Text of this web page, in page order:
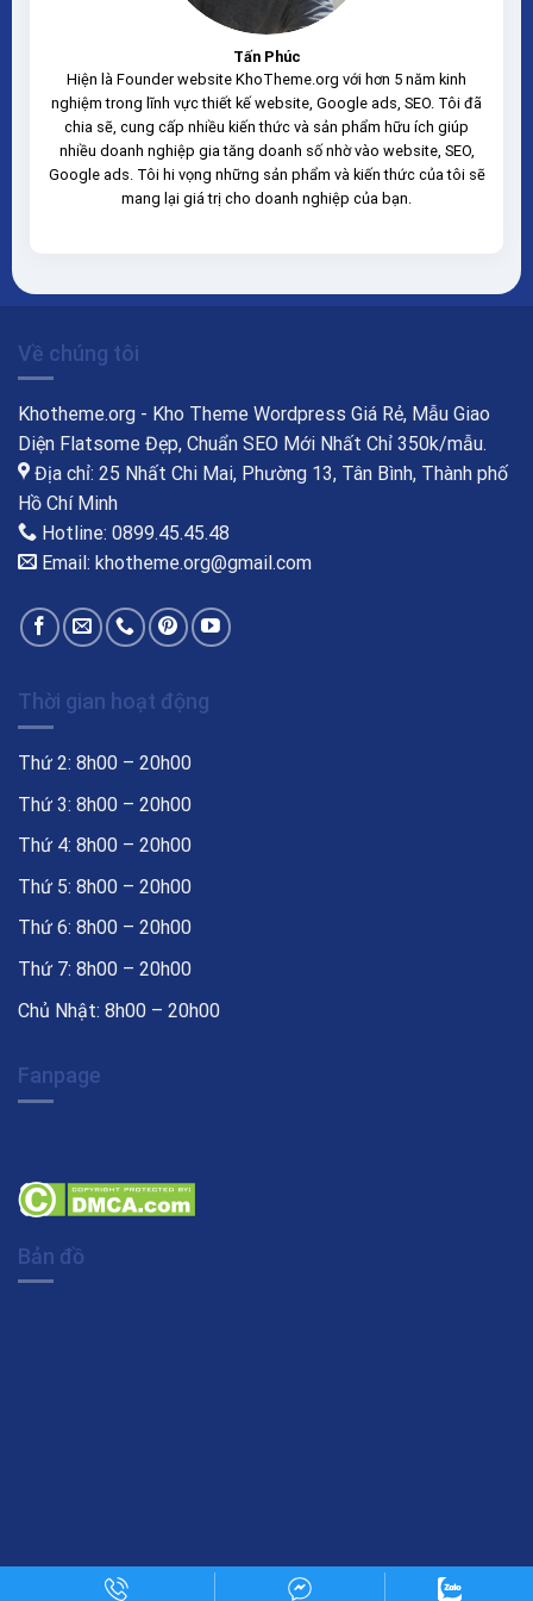
Tấn Phúc
Hiện là Founder website KhoTheme.org với hơn 5 năm kinh
nghiệm trong lĩnh vực thiết kế website, Google ads, SEO. Tôi đã
chia sẽ, cung cấp nhiều kiến thức và sản phẩm hữu ích giúp
nhiều doanh nghiệp gia tăng doanh số nhờ vào website, SEO,
Google ads. Tôi hi vọng những sản phẩm và kiến thức của tôi sẽ
mang lại giá trị cho doanh nghiệp của bạn.
Về chúng tôi
Khotheme.org - Kho Theme Wordpress Giá Rẻ, Mẫu Giao
Diện Flatsome Đẹp, Chuẩn SEO Mới Nhất Chỉ 350k/mẫu.
Địa chỉ: 25 Nhất Chi Mai, Phường 13, Tân Bình, Thành phố
Hồ Chí Minh
Hotline: 0899.45.45.48
Email: khotheme.org@gmail.com
Thời gian hoạt động
Thứ 2: 8h00 – 20h00
Thứ 3: 8h00 – 20h00
Thứ 4: 8h00 – 20h00
Thứ 5: 8h00 – 20h00
Thứ 6: 8h00 – 20h00
Thứ 7: 8h00 – 20h00
Chủ Nhật: 8h00 – 20h00
Fanpage
Bản đồ